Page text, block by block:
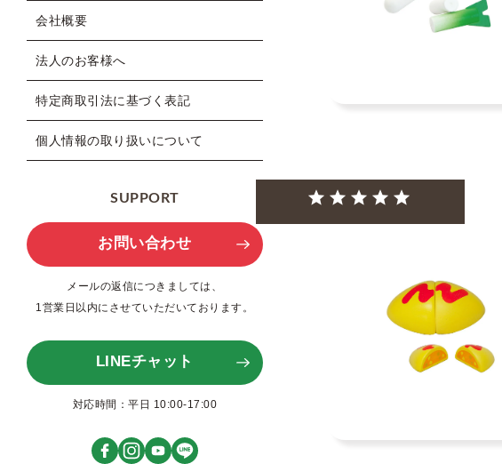
会社概要
法人のお客様へ
特定商取引法に基づく表記
個人情報の取り扱いについて
SUPPORT
お問い合わせ
メールの返信につきましては、
1営業日以内にさせていただいております。
LINEチャット
対応時間：平日 10:00-17:00